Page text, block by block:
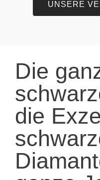
Die
die
ganze